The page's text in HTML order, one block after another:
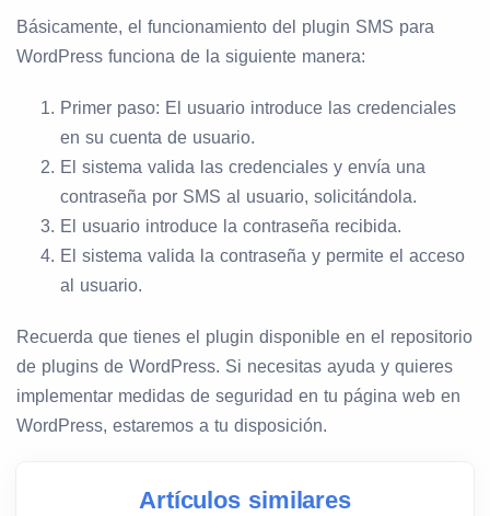
Básicamente, el funcionamiento del plugin SMS para
WordPress funciona de la siguiente manera:
Primer paso: El usuario introduce las credenciales
en su cuenta de usuario.
El sistema valida las credenciales y envía una
contraseña por SMS al usuario, solicitándola.
El usuario introduce la contraseña recibida.
El sistema valida la contraseña y permite el acceso
al usuario.
Recuerda que tienes el plugin disponible en el repositorio
de plugins de WordPress. Si necesitas ayuda y quieres
implementar medidas de seguridad en tu página web en
WordPress, estaremos a tu disposición.
Artículos similares